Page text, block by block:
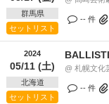
群馬県
セットリスト
-- 件
2024
05/11 (土)
北海道
セットリスト
@ 札幌文化
-- 件